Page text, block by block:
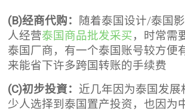
(B)经商代购：
随着泰国设计/泰国
人经营泰国商品批发采买，时常需
泰国厂商，有一个泰国账号较方便
来能省下许多跨国转账的手续费
(C)初步投資： 近几年因为泰国发展
少人选择到泰国置产投资，也因为